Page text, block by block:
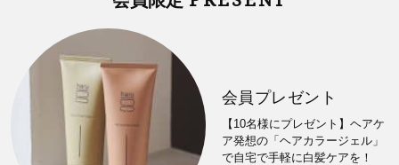
会員プレゼント
【10名様にプレゼント】ヘアケ
ア発想の「ヘアカラージェル」
で自宅で手軽に白髪ケアを！